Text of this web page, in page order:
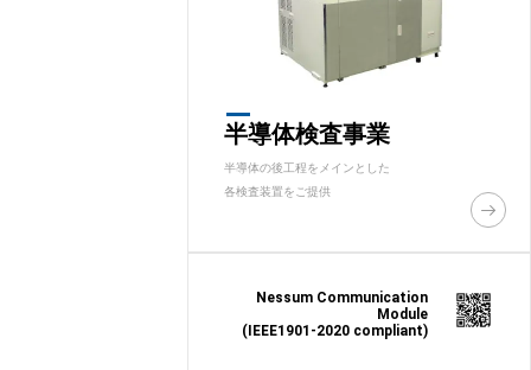
半導体検査事業
半導体の後工程をメインとした
各検査装置をご提供
Nessum Communication
Module
(IEEE1901-2020 compliant)